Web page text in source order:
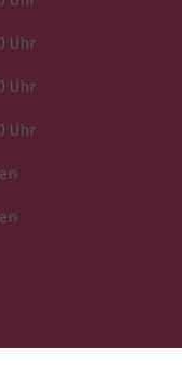
Uhr
Uhr
Uhr